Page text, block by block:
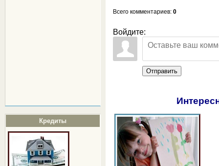
Кредиты
Всего комментариев: 0
Войдите:
Отправить